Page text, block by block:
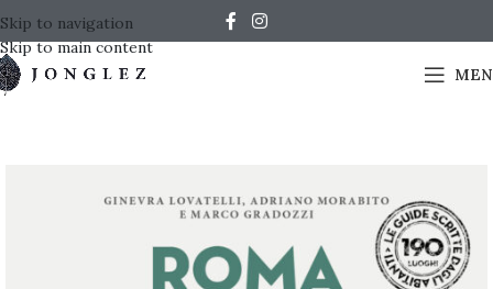
Skip to navigation
Skip to main content